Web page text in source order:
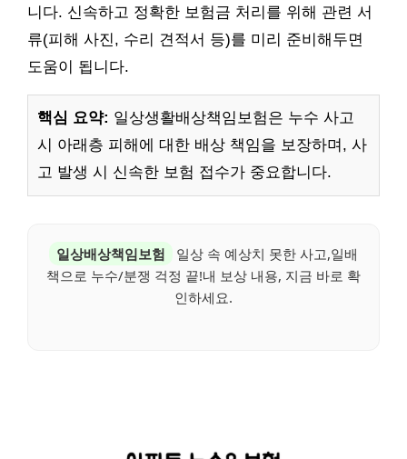
니다. 신속하고 정확한 보험금 처리를 위해 관련 서
류(피해 사진, 수리 견적서 등)를 미리 준비해두면
도움이 됩니다.
핵심 요약: 일상생활배상책임보험은 누수 사고
시 아래층 피해에 대한 배상 책임을 보장하며, 사
고 발생 시 신속한 보험 접수가 중요합니다.
일상배상책임보험
일상 속 예상치 못한 사고,일배
책으로 누수/분쟁 걱정 끝!내 보상 내용, 지금 바로 확
인하세요.